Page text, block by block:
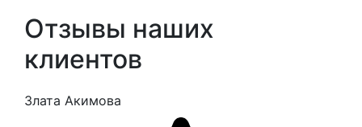
Отзывы наших
клиентов
Злата Акимова